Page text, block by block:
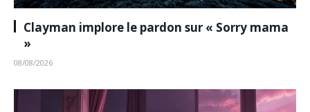
Clayman implore le pardon sur « Sorry mama
»
08/08/2026